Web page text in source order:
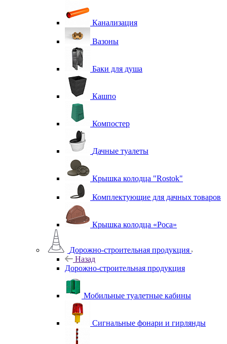
Канализация
Вазоны
Баки для душа
Кашпо
Компостер
Дачные туалеты
Крышка колодца "Rostok"
Комплектующие для дачных товаров
Крышка колодца «Роса»
Дорожно-строительная продукция
Назад
Дорожно-строительная продукция
Мобильные туалетные кабины
Сигнальные фонари и гирлянды